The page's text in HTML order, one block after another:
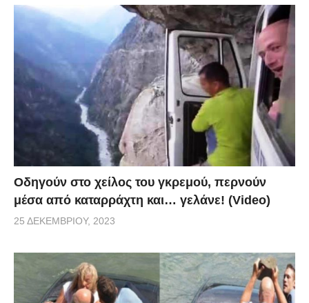
Οδηγούν στο χείλος του γκρεμού, περνούν
μέσα από καταρράχτη και… γελάνε! (Video)
25 ΔΕΚΕΜΒΡΊΟΥ, 2023